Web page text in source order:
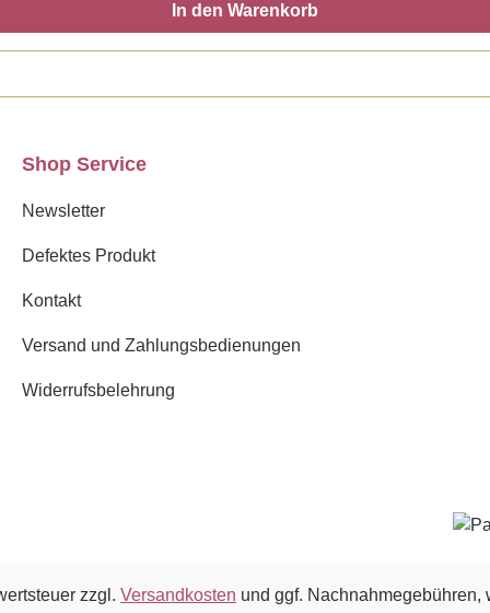
In den Warenkorb
Shop Service
Newsletter
Defektes Produkt
Kontakt
Versand und Zahlungsbedienungen
Widerrufsbelehrung
zzgl. Versandkosten und ggf.